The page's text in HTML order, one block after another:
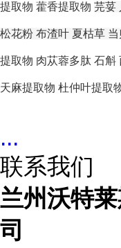
提取物 藿香提取物 芫荽
松花粉 布渣叶 夏枯草
提取物 肉苁蓉多肽 石斛
天麻提取物 杜仲叶提取
...
联系我们
兰州沃特
司